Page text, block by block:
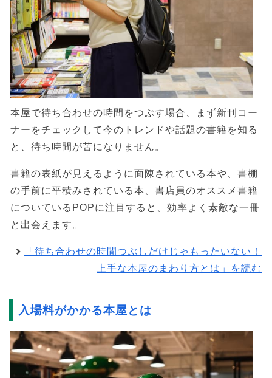
本屋で待ち合わせの時間をつぶす場合、まず新刊コー
ナーをチェックして今のトレンドや話題の書籍を知る
と、待ち時間が苦になりません。
書籍の表紙が見えるように面陳されている本や、書棚
の手前に平積みされている本、書店員のオススメ書籍
についているPOPに注目すると、効率よく素敵な一冊
と出会えます。
「待ち合わせの時間つぶしだけじゃもったいない！
上手な本屋のまわり方とは」を読む
入場料がかかる本屋とは